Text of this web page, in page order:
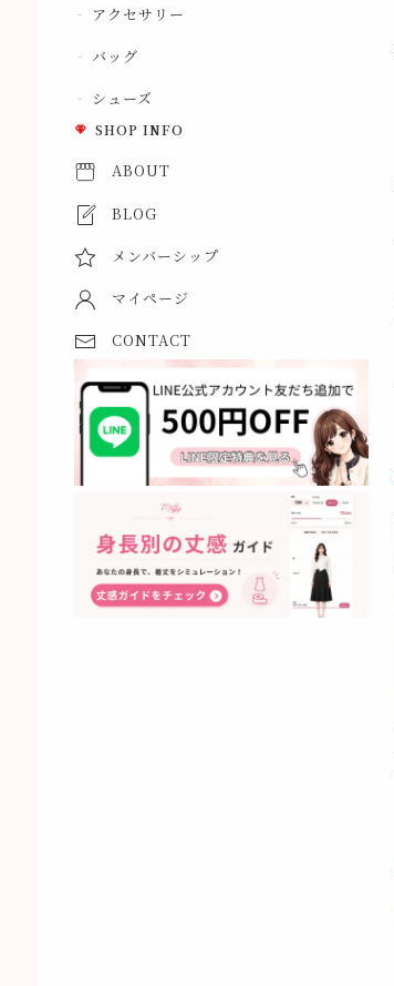
アクセサリー
バッグ
シューズ
SHOP INFO
ABOUT
BLOG
メンバーシップ
マイページ
CONTACT